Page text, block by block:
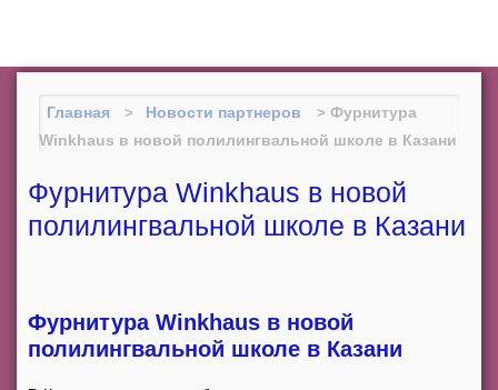
Главная Новости партнеров
Фурнитура
Winkhaus в новой полилингвальной школе в Казани
Фурнитура Winkhaus в новой
полилингвальной школе в Казани
Фурнитура Winkhaus в новой
полилингвальной школе в Казани